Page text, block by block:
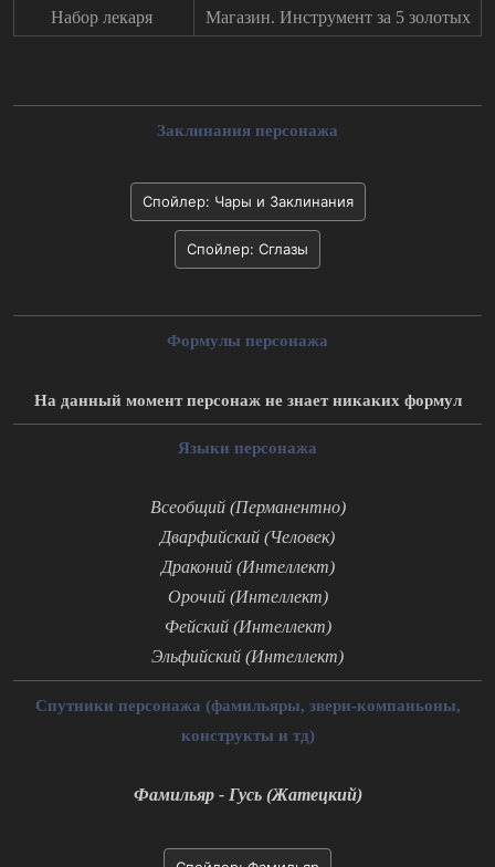
Набор лекаря
Магазин. Инструмент за 5 золотых
Заклинания персонажа
Спойлер: Чары и Заклинания
Спойлер: Сглазы
Формулы персонажа
На данный момент персонаж не знает никаких формул
Языки персонажа
Всеобщий (Перманентно)
Дварфийский (Человек)
Драконий (Интеллект)
Орочий (Интеллект)
Фейский (Интеллект)
Эльфийский (Интеллект)
Спутники персонажа (фамильяры, звери-компаньоны,
конструкты и тд)
Фамильяр - Гусь (Жатецкий)